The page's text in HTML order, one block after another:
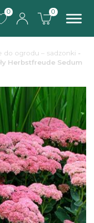
0 0
do ogrodu – sadzonki -
Herbstfreude Sedum